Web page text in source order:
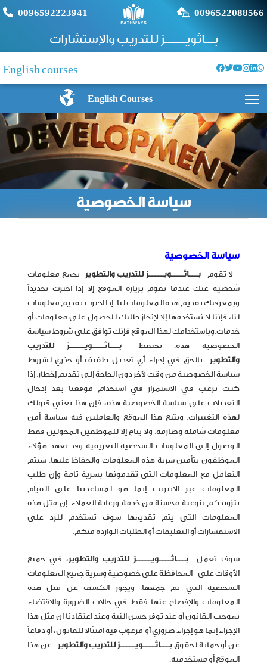
0096522088566
0096592223941
بــاثويـــــز للتدريب والإستشارات
English courses
Toggle main menu visibility
English Courses
سياسة الخصوصية
سياسة الخصوصية
لا تقوم بـــاثــــويـــــز للتدريب والتطوير بجمع معلومات
شخصية عنك عندما تقوم بزيارة الموقع إلا إذا اخترت تحديداً
وبمعرفتك تقديم هذه المعلومات لنا. إذا اخترت تقديم معلومات
لنا، فإننا لا نستخدمها إلا لإنجاز طلبك للحصول على معلومات أو
خدمات.وباستخدامك لهذا الموقع فإنك توافق على شروط سياسة
الخصوصية هذه. تحتفظبـــاثــــويـــــز للتدريب
والتطوير بالحق في إجراء أي تعديل طفيف أو جذري لشروط
سياسة الخصوصية من وقت لآخر دون الحاجة إلى تقديم إخطار. إذا
كنت ترغب في الاستمرار في استخدام موقعنا بعد إدخال
التعديلات على سياسة الخصوصية هذه، فإن هذا يعني قبولك
لهذه التغييرات. ويتبع هذا الموقع والعاملين فيه سياسة أمن
معلومات شاملة وصارمة. ولا يتاح إلا للموظفين المخولين فقط
الوصول إلى المعلومات الشخصية التعريفية وقد تعهد هؤلاء
الموظفون بتأمين سرية هذه المعلومات والحفاظ عليها. سيتم
التعامل مع المعلومات التي تقدمونها بسرية تامة وإن طلب
المعلومات عبر الانترنت إنما هو لمساعدتنا على القيام
بتزويدكم بنوعية محسنة من خدمة ورعاية العملاء. إن مثل هذه
المعلومات التي يتم تقديمها سوف تستخدم للرد على
الاستفسارات أو التعليقات أو الطلبات الواردة منكم.
سوف تعمل بـــاثــــويـــــز للتدريب والتطوير، في جميع
الأوقات على المحافظة على خصوصية وسرية جميع المعلومات
الشخصية التي تم جمعها. ويجوز الكشف عن مثل هذه
المعلومات والإفصاح عنها فقط في حالات الضرورة والاقتضاء
بموجب القانون أو عند توفر حسن النية وعند اعتقادنا ان مثل هذا
الإجراء إنما هو إجراء ضروري أو مرغوب فيه امتثالا للقانون، أو دفاعاً
عن أو حماية لحقوق بـــاثــــويـــــز للتدريب والتطويرعن هذا
الموقع أو مستخدميه.